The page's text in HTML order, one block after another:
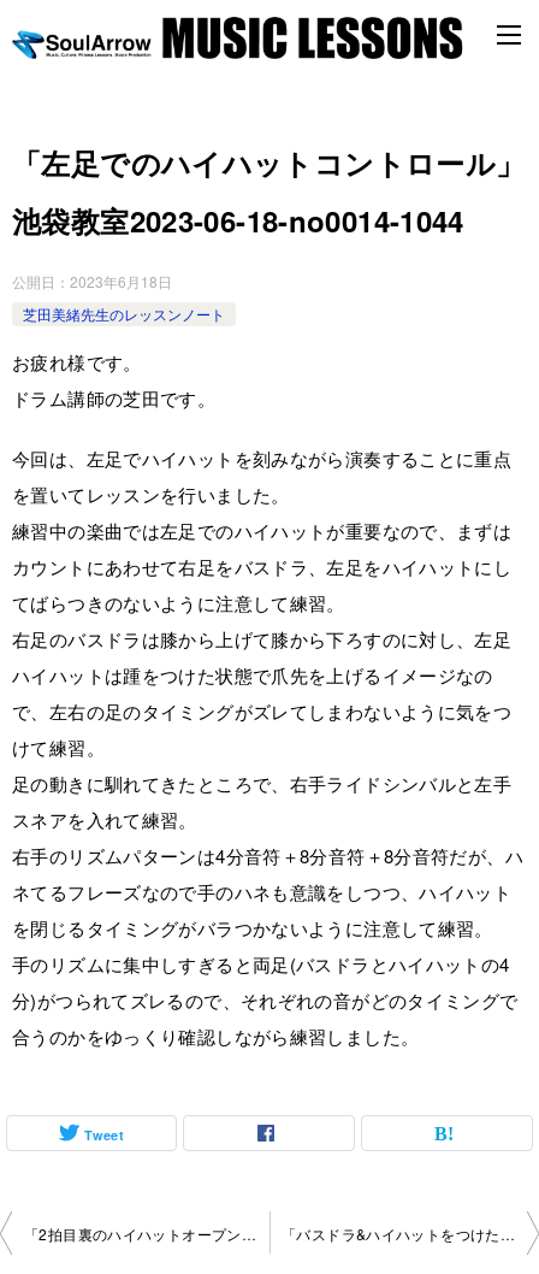
「左足でのハイハットコントロール」
池袋教室2023-06-18-no0014-1044
公開日： 2023年6月18日
芝田美緒先生のレッスンノート
お疲れ様です。
ドラム講師の芝田です。
今回は、左足でハイハットを刻みながら演奏することに重点
を置いてレッスンを行いました。
練習中の楽曲では左足でのハイハットが重要なので、まずは
カウントにあわせて右足をバスドラ、左足をハイハットにし
てばらつきのないように注意して練習。
右足のバスドラは膝から上げて膝から下ろすのに対し、左足
ハイハットは踵をつけた状態で爪先を上げるイメージなの
で、左右の足のタイミングがズレてしまわないように気をつ
けて練習。
足の動きに馴れてきたところで、右手ライドシンバルと左手
スネアを入れて練習。
右手のリズムパターンは4分音符＋8分音符＋8分音符だが、ハ
ネてるフレーズなので手のハネも意識をしつつ、ハイハット
を閉じるタイミングがバラつかないように注意して練習。
手のリズムに集中しすぎると両足(バスドラとハイハットの4
分)がつられてズレるので、それぞれの音がどのタイミングで
合うのかをゆっくり確認しながら練習しました。
Tweet
投
「2拍目裏のハイハットオープン」池袋教室2023-06-08-no0014-1042 「バスドラ&ハイハットをつけた16分アクセント移動」池袋教室2023-06-18-no0014-1044